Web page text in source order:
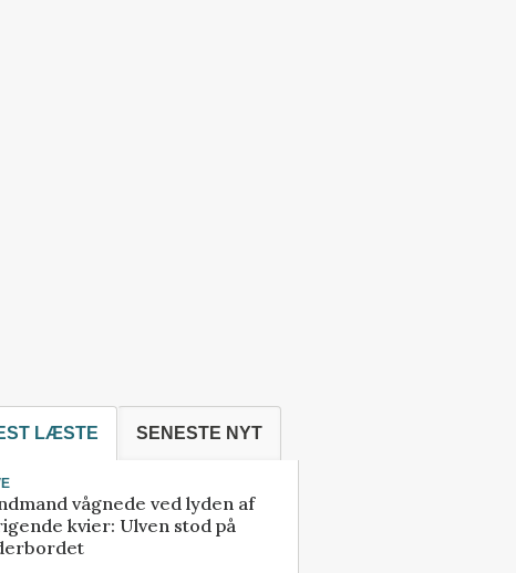
LÆSTE SENESTE NYT
vågnede ved lyden af
kvier: Ulven stod på